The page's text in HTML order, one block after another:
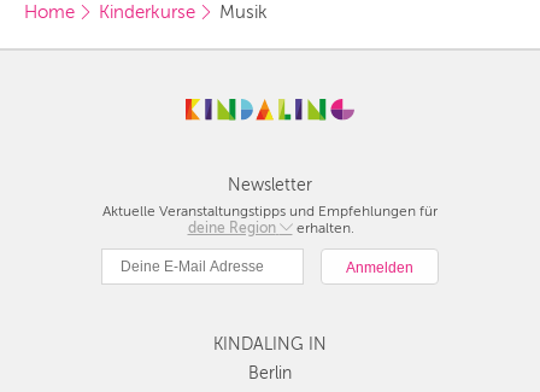
BERLIN
HAMBURG
KÖLN
DÜSSELDORF
Home Kinderkurse Musik
Newsletter
Aktuelle Veranstaltungstipps und Empfehlungen für
deine Region
Berlin
München
Hamburg
Köln
Düsseldorf
erhalten.
KINDALING IN
Berlin